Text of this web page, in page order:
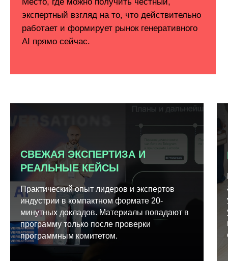
СВЕЖАЯ ЭКСПЕРТИЗА И
РЕАЛЬНЫЕ КЕЙСЫ
Практический опыт лидеров и экспертов
индустрии в компактном формате 20-
минутных докладов. Материалы попадают в
программу только после проверки
программным комитетом.